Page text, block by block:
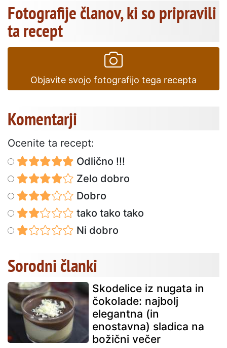
Fotografije članov, ki so pripravili
ta recept
Objavite svojo fotografijo tega recepta
Komentarji
Ocenite ta recept:
Odlično !!!
Zelo dobro
Dobro
tako tako tako
Ni dobro
Sorodni članki
Skodelice iz nugata in
čokolade: najbolj
elegantna (in
enostavna) sladica na
božični večer